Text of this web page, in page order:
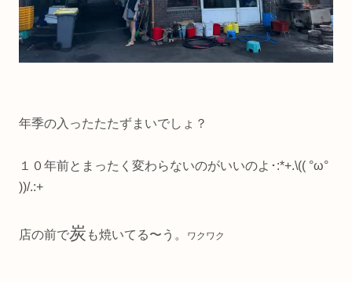
年季の入ったたたずまいでしょ？
１０年前とまったく変わらないのがいいのよ･:*+.\(( °ω°
))/.:+
店の前で炭 も焼いてる〜う。 ワクワク